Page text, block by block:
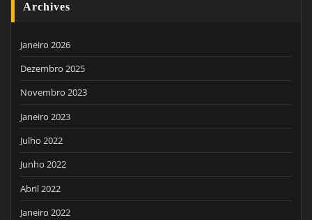
Archives
Janeiro 2026
Dezembro 2025
Novembro 2023
Janeiro 2023
Julho 2022
Junho 2022
Abril 2022
Janeiro 2022